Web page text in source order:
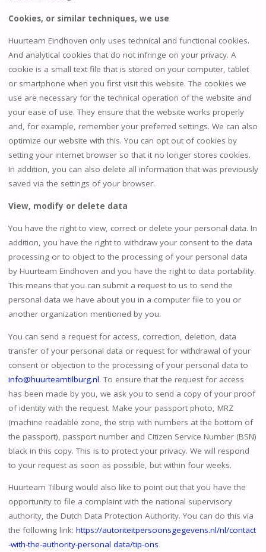
Cookies, or similar techniques, we use
Huurteam Eindhoven only uses technical and functional cookies.
And analytical cookies that do not infringe on your privacy. A
cookie is a small text file that is stored on your computer, tablet
or smartphone when you first visit this website. The cookies we
use are necessary for the technical operation of the website and
your ease of use. They ensure that the website works properly
and, for example, remember your preferred settings. We can also
optimize our website with this. You can opt out of cookies by
setting your internet browser so that it no longer stores cookies.
In addition, you can also delete all information that was previously
saved via the settings of your browser.
View, modify or delete data
You have the right to view, correct or delete your personal data. In
addition, you have the right to withdraw your consent to the data
processing or to object to the processing of your personal data
by Huurteam Eindhoven and you have the right to data portability.
This means that you can submit a request to us to send the
personal data we have about you in a computer file to you or
another organization mentioned by you.
You can send a request for access, correction, deletion, data
transfer of your personal data or request for withdrawal of your
consent or objection to the processing of your personal data to
info@huurteamtilburg.nl. To ensure that the request for access
has been made by you, we ask you to send a copy of your proof
of identity with the request. Make your passport photo, MRZ
(machine readable zone, the strip with numbers at the bottom of
the passport), passport number and Citizen Service Number (BSN)
black in this copy. This is to protect your privacy. We will respond
to your request as soon as possible, but within four weeks.
Huurteam Tilburg would also like to point out that you have the
opportunity to file a complaint with the national supervisory
authority, the Dutch Data Protection Authority. You can do this via
the following link: https://autoriteitpersoonsgegevens.nl/nl/contact
-with-the-authority-personal data/tip-ons